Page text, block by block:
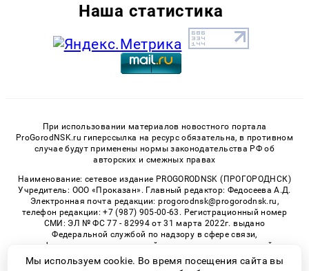
Наша статистика
При использовании материалов новостного портала
ProGorodNSK.ru гиперссылка на ресурс обязательна, в противном
случае будут применены нормы законодательства РФ об
авторских и смежных правах
Наименование: сетевое издание PROGORODNSK (ПРОГОРОДНСК)
Учредитель: ООО «Проказан». Главный редактор: Федосеева А.Д.
Электронная почта редакции: progorodnsk@progorodnsk.ru,
телефон редакции: +7 (987) 905-00-63. Регистрационный номер
СМИ: ЭЛ № ФС 77 - 82994 от 31 марта 2022г. выдано
Федеральной службой по надзору в сфере связи,
информационных технологий и массовых коммуникаций.
Возрастная категория сайта 16+.
Мы используем cookie. Во время посещения сайта вы